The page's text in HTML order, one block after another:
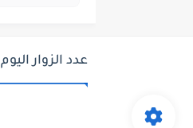
عدد الزوار اليوم